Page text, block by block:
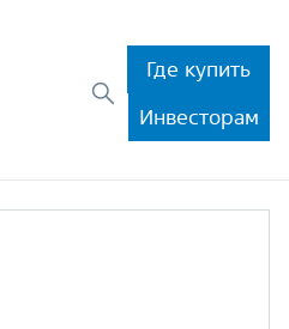
Где купить
Инвесторам